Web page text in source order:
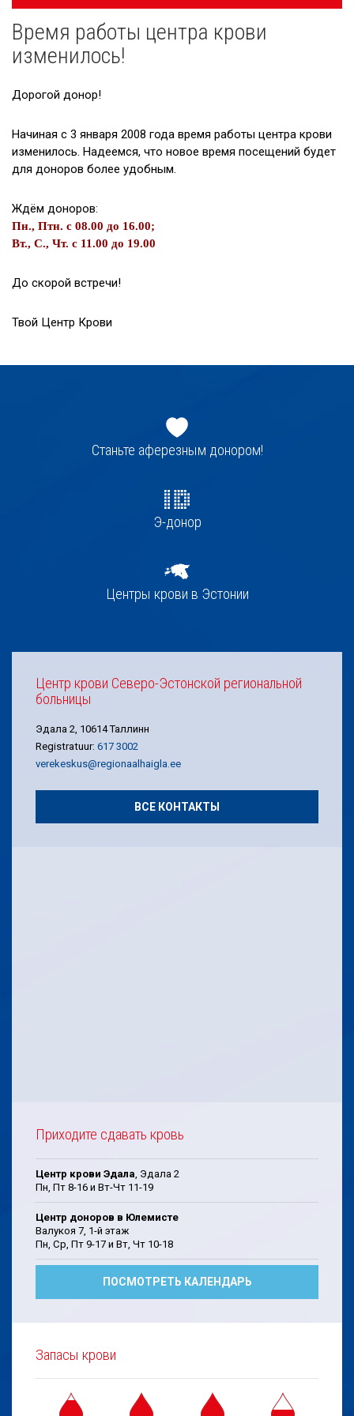
navigatsioon
Новости
Галерея
Сотрудничество
Вакансии
Приходите на экскурсию!
Время работы центра крови
изменилось!
Дорогой донор!
Начиная с 3 января 2008 года время работы центра крови
изменилось. Надеемся, что новое время посещений будет
для доноров более удобным.
Ждём доноров:
Пн., Птн. с 08.00 до 16.00;
Вт., С., Чт. с 11.00 до 19.00
До скорой встречи!
Твой Центр Крови
navigatsioonСтаньте аферезным донором!
Э-донор
Центры крови в Эстонии
Центр крови Северо-Эстонской региональной
больницы
Эдала 2, 10614 Таллинн
Registratuur: 617 3002
verekeskus@regionaalhaigla.ee
ВСЕ КОНТАКТЫ
Приходите сдавать кровь
Центр крови Эдала , Эдала 2
Пн, Пт 8-16 и Вт-Чт 11-19
Центр доноров в Юлемисте
Валукоя 7, 1-й этаж
Пн, Cp, Пт 9-17 и Bт, Чт 10-18
ПОСМОТРЕТЬ КАЛЕНДАРЬ
Запасы крови